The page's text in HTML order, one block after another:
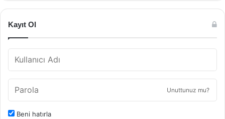
Kayıt Ol
Unuttunuz mu?
Beni hatırla